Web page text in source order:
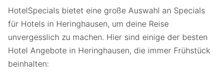
HotelSpecials bietet eine große Auswahl an Specials
für Hotels in Heringhausen, um deine Reise
unvergesslich zu machen. Hier sind einige der besten
Hotel Angebote in Heringhausen, die immer Frühstück
beinhalten: